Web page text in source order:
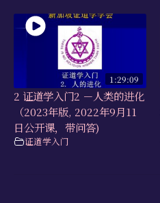
1:29:09
2 证道学入门2 －人类的进化
（2023年版, 2022年9月11
日公开课，带问答)
证道学入门